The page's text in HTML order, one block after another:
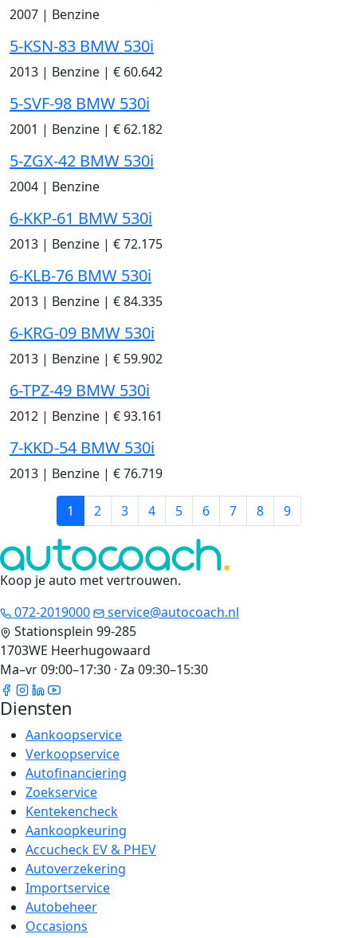
2007 | Benzine
5-KSN-83 BMW 530i
2013 | Benzine | € 60.642
5-SVF-98 BMW 530i
2001 | Benzine | € 62.182
5-ZGX-42 BMW 530i
2004 | Benzine
6-KKP-61 BMW 530i
2013 | Benzine | € 72.175
6-KLB-76 BMW 530i
2013 | Benzine | € 84.335
6-KRG-09 BMW 530i
2013 | Benzine | € 59.902
6-TPZ-49 BMW 530i
2012 | Benzine | € 93.161
7-KKD-54 BMW 530i
2013 | Benzine | € 76.719
1 2 3 4 5 6 7 8 9
Koop je auto met vertrouwen.
072-2019000
service@autocoach.nl
Stationsplein 99-285
1703WE Heerhugowaard
Ma–vr 09:00–17:30 · Za 09:30–15:30
Diensten
Aankoopservice
Verkoopservice
Autofinanciering
Zoekservice
Kentekencheck
Aankoopkeuring
Accucheck EV & PHEV
Autoverzekering
Importservice
Autobeheer
Occasions